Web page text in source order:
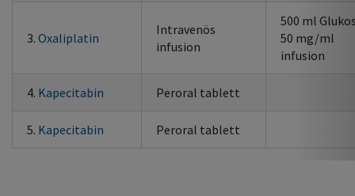
3. Oxaliplatin
Intravenös
infusion
500 ml
50 mg/ml
infusion
4. Kapecitabin Peroral tablett
5. Kapecitabin Peroral tablett